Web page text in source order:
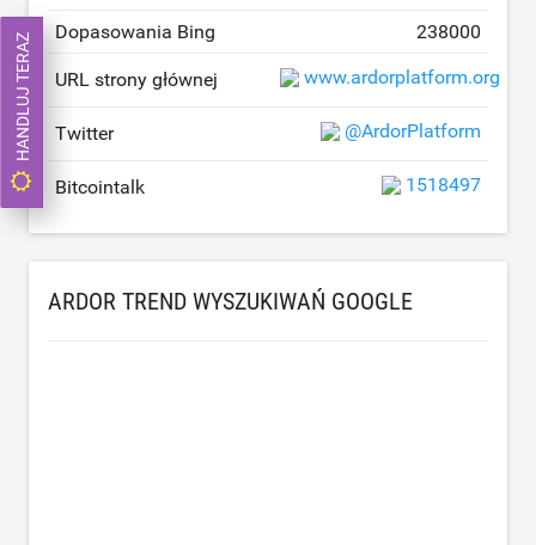
Dopasowania Bing 238000
URL strony głównej www.ardorplatform.org
Twitter @ArdorPlatform
Bitcointalk 1518497
ARDOR TREND WYSZUKIWAŃ GOOGLE
HANDLUJ TERAZ